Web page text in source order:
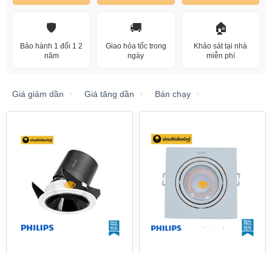
🛡️
Bảo hành 1 đổi 1 2
năm
🚚
Giao hỏa tốc trong
ngày
🏠
Khảo sát tại nhà
miễn phí
Giá giảm dần Giá tăng dần Bán chạy